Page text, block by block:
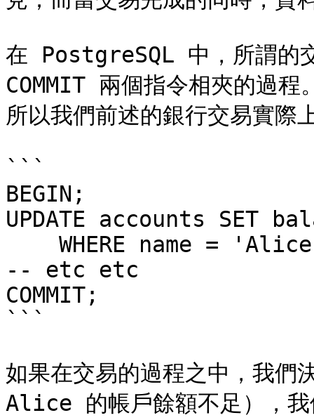
在 PostgreSQL 中，所謂的
COMMIT 兩個指令相夾的過程
所以我們前述的銀行交易實際
```
BEGIN;
UPDATE accounts SET
-- etc etc
COMMIT;
```
如果在交易的過程之中，我們
Alice 的帳戶餘額不足），我